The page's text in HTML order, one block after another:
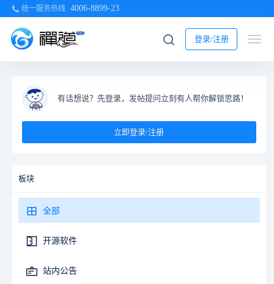
统一服务热线 4006-8899-23
登录/注册
有话想说？先登录，发帖提问立刻有人帮你解锁思路！
立即登录/注册
板块
全部
开源软件
站内公告